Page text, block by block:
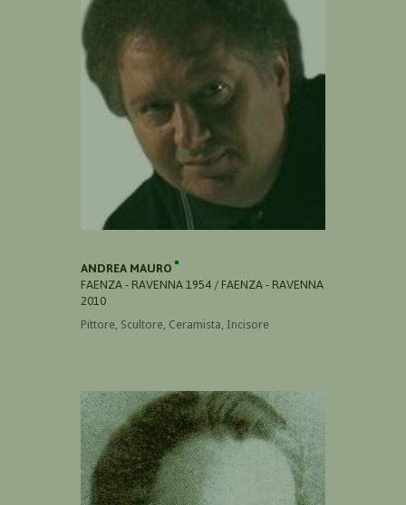
ANDREA MAURO
FAENZA - RAVENNA 1954 / FAENZA - RAVENNA
2010
Pittore, Scultore, Ceramista, Incisore